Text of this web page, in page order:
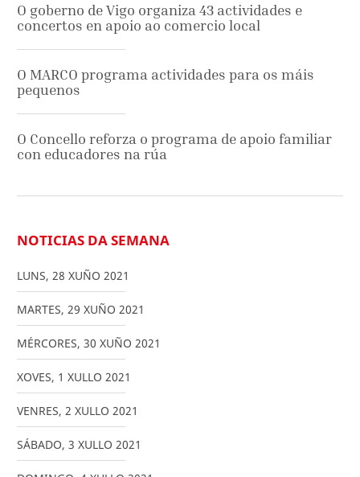
O goberno de Vigo organiza 43 actividades e
concertos en apoio ao comercio local
O MARCO programa actividades para os máis
pequenos
O Concello reforza o programa de apoio familiar
con educadores na rúa
NOTICIAS DA SEMANA
LUNS, 28 XUÑO 2021
MARTES, 29 XUÑO 2021
MÉRCORES, 30 XUÑO 2021
XOVES, 1 XULLO 2021
VENRES, 2 XULLO 2021
SÁBADO, 3 XULLO 2021